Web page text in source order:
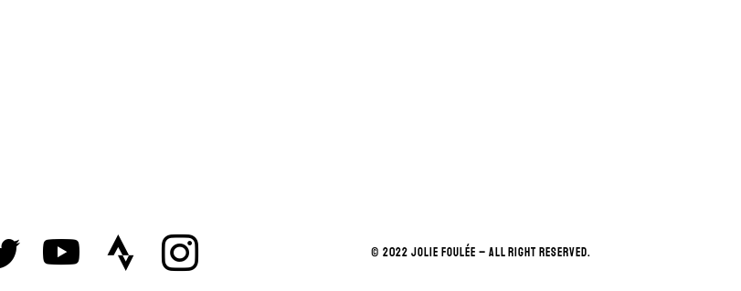
© 2022 JOLIE FOULÉE – ALL RIGHT RESERVED.